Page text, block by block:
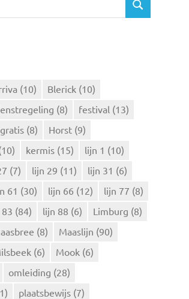
Z
(10) Blerick (10)
(8) festival (13)
gratis (8) Horst (9)
kermis (15) lijn 1 (10)
(7) lijn 29 (11) lijn 31 (6)
61 (30) lijn 66 (12) lijn 77 (8)
(84) lijn 88 (6) Limburg (8)
(8) Maaslijn (90)
(6) Mook (6)
omleiding (28)
plaatsbewijs (7)